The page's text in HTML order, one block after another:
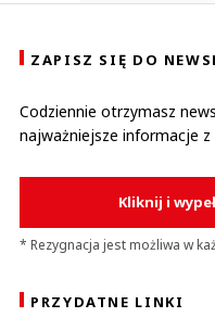
ZAPISZ SIĘ DO
Codziennie otrzymasz
najważniejsze informacje z
Kliknij i
* Rezygnacja jest możliwa w
PRZYDATNE LINKI